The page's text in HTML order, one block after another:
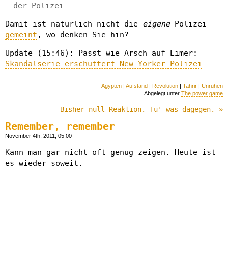
der Polizei
Damit ist natürlich nicht die eigenePolizei
gemeint , wo denken Sie hin?
Update (15:46): Passt wie Arsch auf Eimer:
Skandalserie erschüttert New Yorker Polizei
Ägypten | Aufstand | Revolution | Tahrir | Unruhen
Abgelegt unter The power game
Bisher null Reaktion. Tu' was dagegen. »
Remember, remember
November 4th, 2011, 05:00
Kann man gar nicht oft genug zeigen. Heute ist
es wieder soweit.